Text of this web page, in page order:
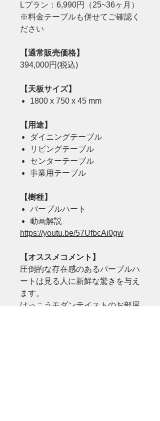
Lプラン：6,990円（25~36ヶ月）
※料金テーブルも併せてご確認く
ださい
【通常販売価格】
394,000円(税込)
【天板サイズ】
1800 x 750 x 45 mm
【用途】
ダイニングテーブル
リビングテーブル
センターテーブル
事業用テーブル
【樹種】
パープルハート
動画解説
https://youtu.be/57UfbcAi0gw
【オススメコメント】
圧倒的な存在感のあるパープルハ
ートは見る人に新鮮な驚きを与え
ます。
けっこうモダンテイストのお部屋